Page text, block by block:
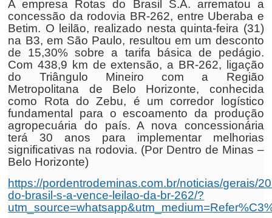
A empresa Rotas do Brasil S.A. arrematou a
concessão da rodovia BR-262, entre Uberaba e
Betim. O leilão, realizado nesta quinta-feira (31)
na B3, em São Paulo, resultou em um desconto
de 15,30% sobre a tarifa básica de pedágio.
Com 438,9 km de extensão, a BR-262, ligação
do Triângulo Mineiro com a Região
Metropolitana de Belo Horizonte, conhecida
como Rota do Zebu, é um corredor logístico
fundamental para o escoamento da produção
agropecuária do país. A nova concessionária
terá 30 anos para implementar melhorias
significativas na rodovia. (Por Dentro de Minas –
Belo Horizonte)
https://pordentrodeminas.com.br/noticias/gerais/
do-brasil-s-a-vence-leilao-da-br-262/?